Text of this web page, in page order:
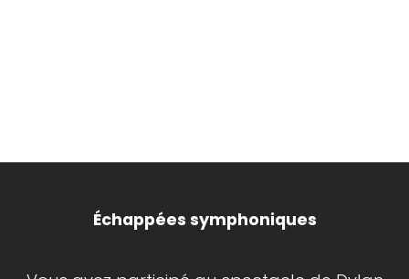
Échappées symphoniques